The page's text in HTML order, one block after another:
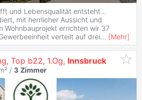
und Lebensqualität entsteht...
mit herrlicher Aussicht und
Wohnbauprojekt errichten wir 37
verteilt auf drei... [Mehr]
Top b22, 1.Og, Innsbruck
/ 3 Zimmer